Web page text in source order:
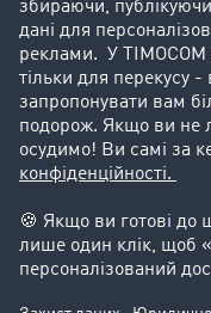
Goodies
Підтримка
Підтримка
Юридичний
Реквізити компанії